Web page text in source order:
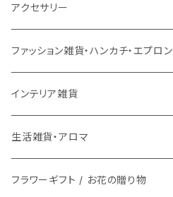
3月17日UP
2月28日UP
1月9日UP
こたつ本体
こたつ布団
チェア
座椅子
スツール
インテリア雑貨
鏡・ミラー
ライト
傘立て
ライト
壁掛けアート / 鏡
バス用品
ファッション雑貨
メガネ / 眼鏡小物
生活雑貨
ティッシュケース
アロマ用品
アクセサリー雑貨
アクセサリー・ウォッチ収納
フラワーギフト / お花の贈り物
ミトン・鍋つかみ
コップ、グラス
ランチボックス / 水筒
お皿
箸置き
アクセサリー
ネックレス
ピアス
ブレスレット
イヤリング
ファッション雑貨・ハンカチ・エプロン
インテリア雑貨
花瓶 / フラワーベース
生活雑貨・アロマ
フラワーギフト / お花の贈り物